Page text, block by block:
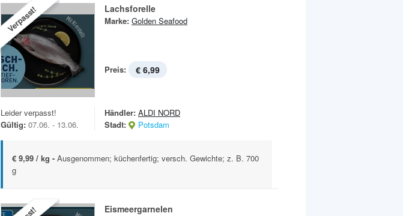
Verpasst! Lachsforelle
Marke: Golden Seafood
Preis: € 6,99
Leider verpasst!
Gültig: 07.06. - 13.06.
Händler: ALDI NORD
Stadt:
Potsdam
€ 9,99 / kg - Ausgenommen; küchenfertig; versch. Gewichte; z. B. 700
g
Eismeer­garnelen